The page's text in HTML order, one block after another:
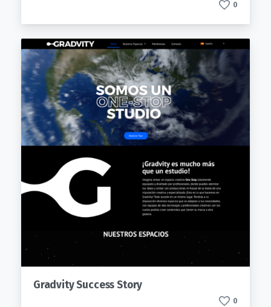
0
Gradvity Success Story
0